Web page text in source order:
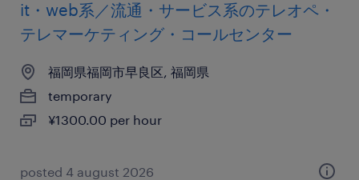
it・web系／流通・サービス系のテレオペ・
テレマーケティング・コールセンター
福岡県福岡市早良区, 福岡県
temporary
¥1300.00 per hour
posted 4 august 2026